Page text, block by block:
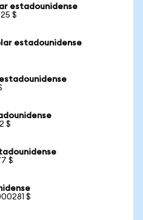
estadounidense
$
estadounidense
$
$
$